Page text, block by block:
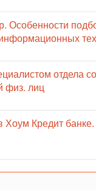
Особенности
отдела
физ. лиц
Хоум Кредит банке.